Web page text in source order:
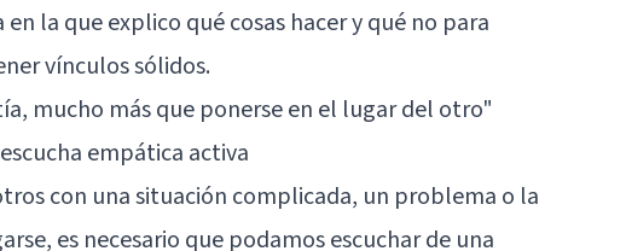
la que explico qué cosas hacer y qué no para
vínculos sólidos.
mucho más que ponerse en el lugar del otro"
empática activa
con una situación complicada, un problema o la
es necesario que podamos escuchar de una